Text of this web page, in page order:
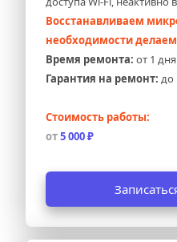
Восстанавливаем
необходимости
Время ремонта: от 1 дня
Гарантия на ремонт: до
Стоимость работы:
от 5 000 ₽